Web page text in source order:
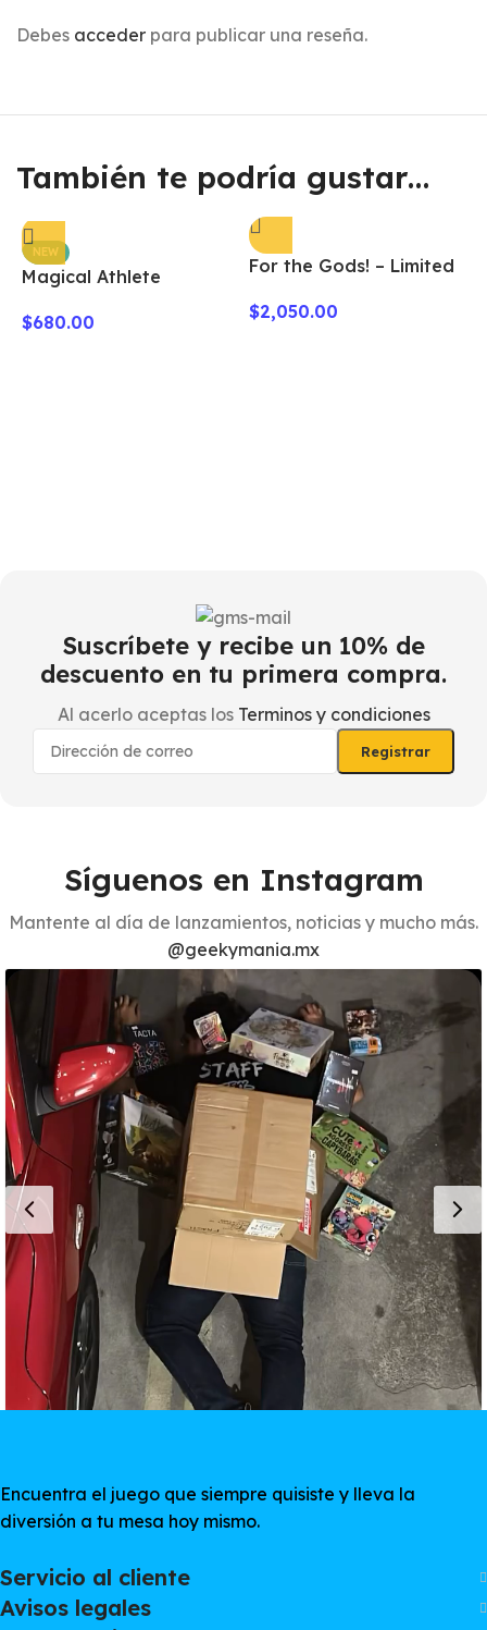
Debes acceder para publicar una reseña.
También te podría gustar…
NEW
Magical Athlete
$680.00
For the Gods! – Limited
$2,050.00
Suscríbete y recibe un 10% de
descuento en tu primera compra.
Al acerlo aceptas los Terminos y condiciones
Síguenos en Instagram
Mantente al día de lanzamientos, noticias y mucho más.
@geekymania.mx
Encuentra el juego que siempre quisiste y lleva la
diversión a tu mesa hoy mismo.
Servicio al cliente
Avisos legales